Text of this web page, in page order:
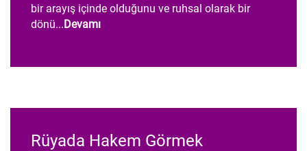
bir arayış içinde olduğunu ve ruhsal olarak bir
dönü...Devamı
Rüyada Hakem Görmek